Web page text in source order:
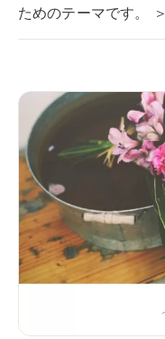
ためのテーマです。 ＞